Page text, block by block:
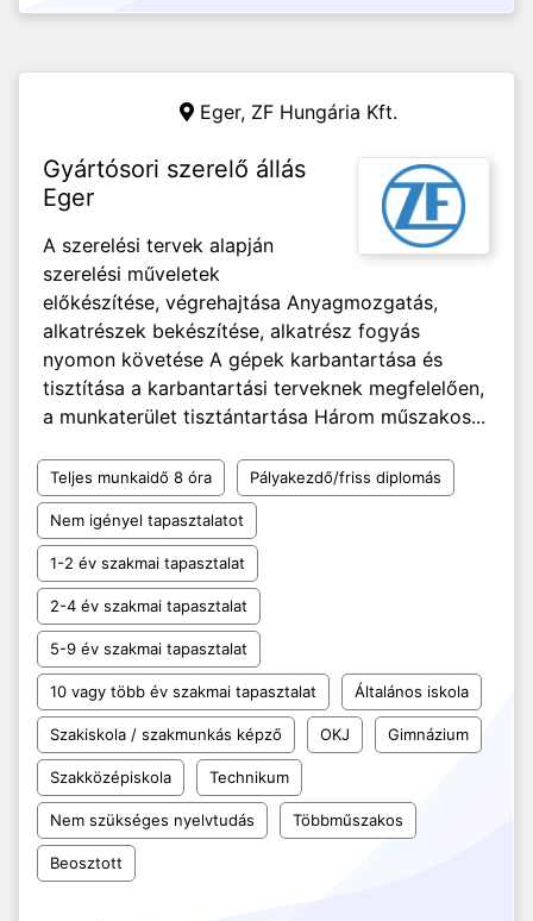
Eger, ZF Hungária Kft.
Gyártósori szerelő állás
Eger
A szerelési tervek alapján
szerelési műveletek
előkészítése, végrehajtása Anyagmozgatás,
alkatrészek bekészítése, alkatrész fogyás
nyomon követése A gépek karbantartása és
tisztítása a karbantartási terveknek megfelelően,
a munkaterület tisztántartása Három műszakos...
Teljes munkaidő 8 óra Pályakezdő/friss diplomás
Nem igényel tapasztalatot
1-2 év szakmai tapasztalat
2-4 év szakmai tapasztalat
5-9 év szakmai tapasztalat
10 vagy több év szakmai tapasztalat Általános iskola
Szakiskola / szakmunkás képző OKJ Gimnázium
Szakközépiskola Technikum
Nem szükséges nyelvtudás Többműszakos
Beosztott